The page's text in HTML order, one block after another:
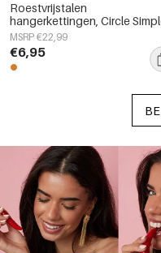
Roestvrijstalen
hangerkettingen, Circle
Daily Simple serie,
damessieraden
MSRP €22,99
€6,95